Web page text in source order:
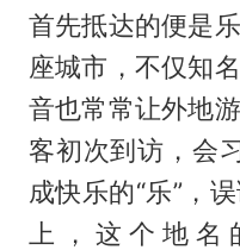
首先抵达的便是
座城市，不仅知
音也常常让外地
客初次到访，会
成快乐的“乐”，
上，这个地